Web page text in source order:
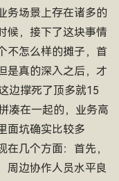
务场景上存在诸多的
候，接下了这块事情
不怎么样的摊子，首
是真的深入之后，才
边撑死了顶多就15
凑在一起的，业务高
面坑确实比较多
几个方面：首先，
周边协作人员水平良